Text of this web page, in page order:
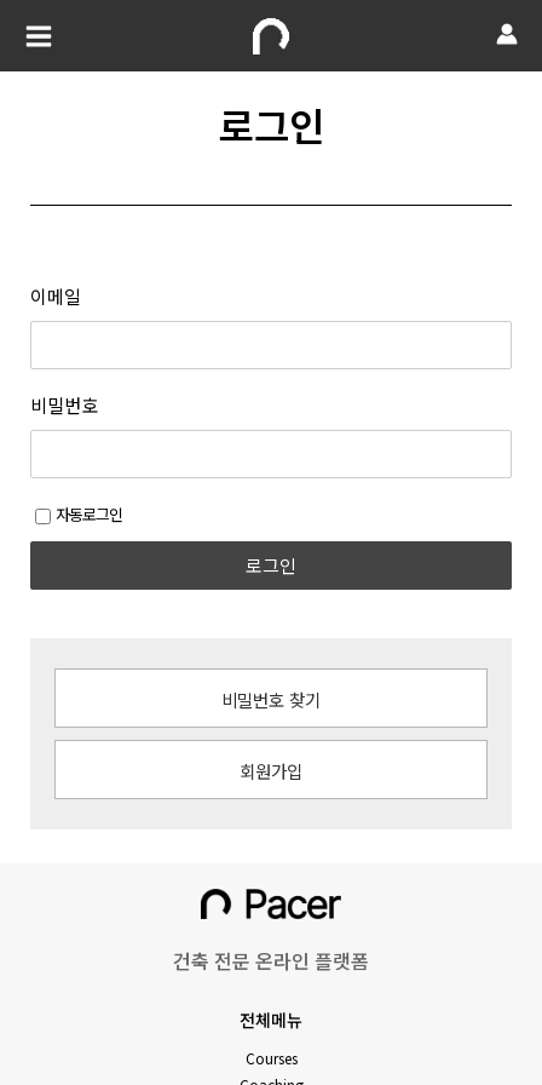
로그인
이메일
비밀번호
자동로그인
로그인
비밀번호 찾기
회원가입
건축 전문 온라인 플랫폼
전체메뉴
Courses